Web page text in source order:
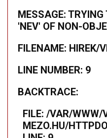
MESSAGE: TRYING
'NEV' OF NON-
FILENAME: HIREK/
LINE NUMBER: 9
BACKTRACE:
FILE: /VAR/WWW/
MEZO.HU/